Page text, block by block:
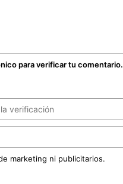
para verificar tu comentario.
marketing ni publicitarios.